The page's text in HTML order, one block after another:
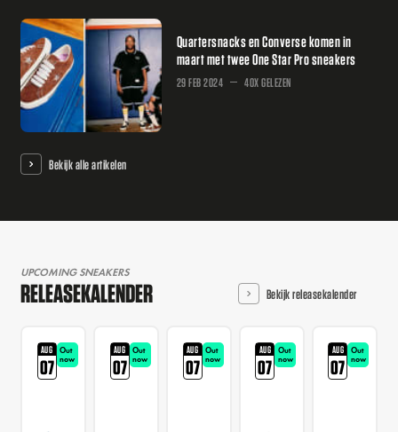
Quartersnacks en Converse komen in
maart met twee One Star Pro sneakers
29 FEB 2024 40X GELEZEN
Bekijk alle artikelen
UPCOMING SNEAKERS
RELEASEKALENDER Bekijk releasekalender
AUG
07
Out
now
AUG
07
Out
now
AUG
07
Out
now
AUG
07
Out
now
AUG
07
Out
now